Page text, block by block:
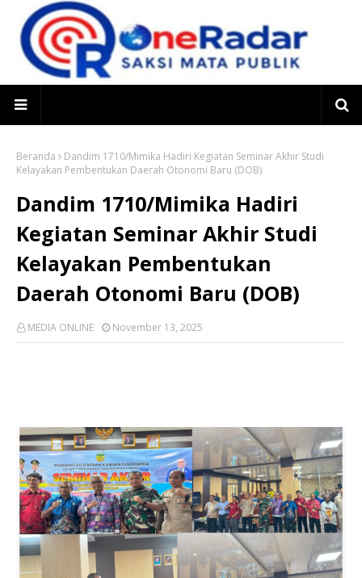
Beranda
Dandim 1710/Mimika Hadiri Kegiatan Seminar Akhir Studi
Kelayakan Pembentukan Daerah Otonomi Baru (DOB)
Dandim 1710/Mimika Hadiri
Kegiatan Seminar Akhir Studi
Kelayakan Pembentukan
Daerah Otonomi Baru (DOB)
MEDIA ONLINE November 13, 2025